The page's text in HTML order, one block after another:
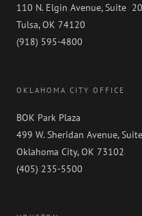
110 N. Elgin Avenue, Suite
Tulsa, OK 74120
(918) 595-4800
OKLAHOMA CITY OFFICE
BOK Park Plaza
499 W. Sheridan Avenue,
Oklahoma City, OK 73102
(405) 235-5500